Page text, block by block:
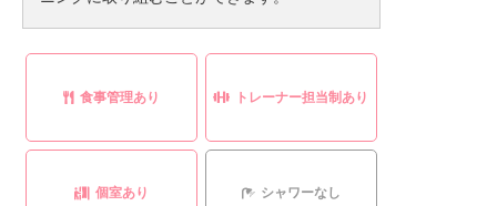
食事管理あり トレーナー担当制あり
個室あり シャワーなし